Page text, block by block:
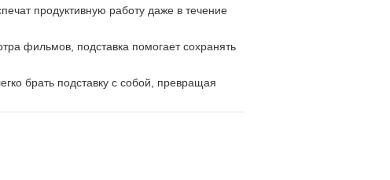
продуктивную работу даже в течение
фильмов, подставка помогает сохранять
брать подставку с собой, превращая